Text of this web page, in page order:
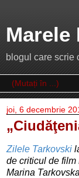
Marele
blogul care scrie
joi, 6 decembrie
Zilele Tarkovski
de criticul de
Marina